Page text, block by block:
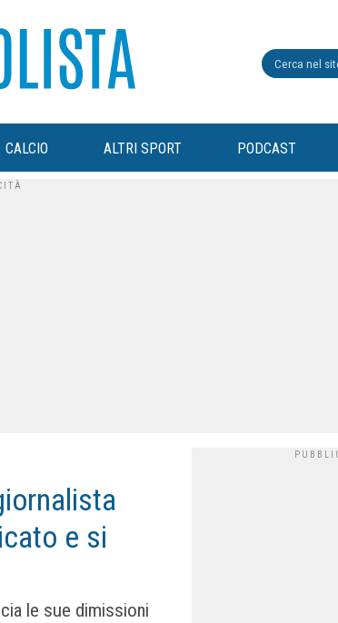
CALCIO ALTRI SPORT PODCAST
e si
le sue dimissioni